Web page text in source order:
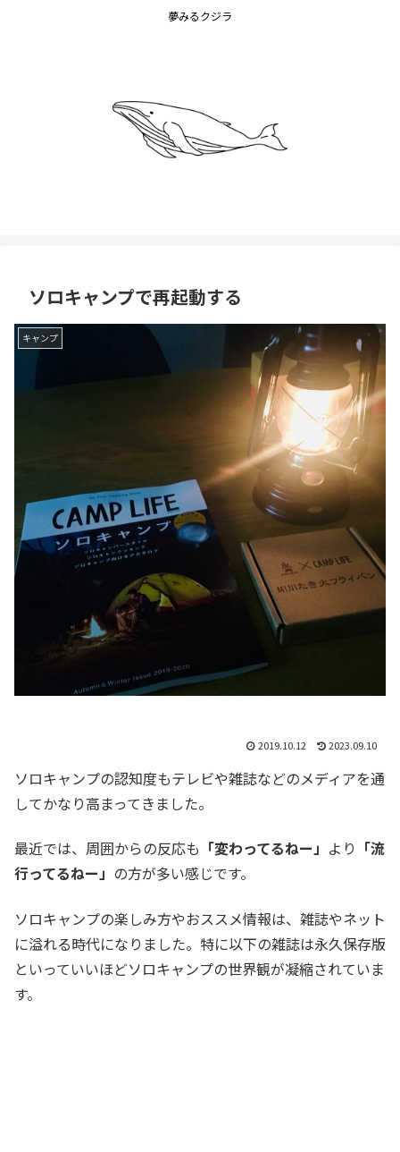
夢みるクジラ
ソロキャンプで再起動する
キャンプ
2019.10.12 2023.09.10
ソロキャンプの認知度もテレビや雑誌などのメディアを通
してかなり高まってきました。
最近では、周囲からの反応も 「変わってるねー」 より 「流
行ってるねー」 の方が多い感じです。
ソロキャンプの楽しみ方やおススメ情報は、雑誌やネット
に溢れる時代になりました。特に以下の雑誌は永久保存版
といっていいほどソロキャンプの世界観が凝縮されていま
す。